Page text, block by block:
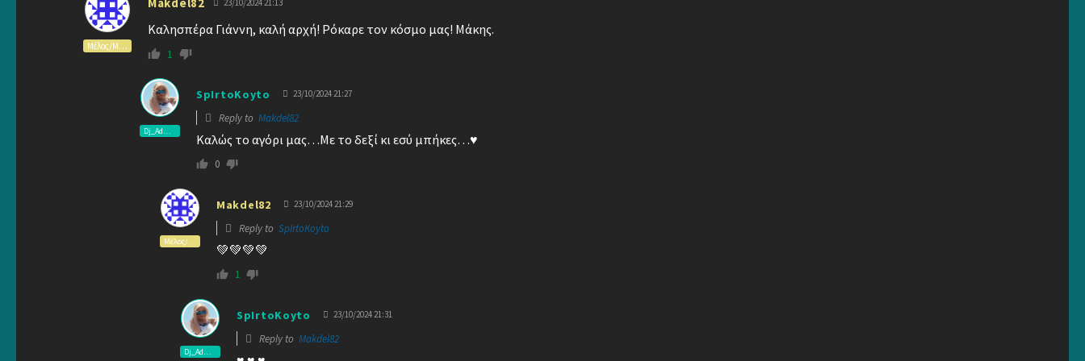
Μέλος/Member
Makdel82 23/10/2024 21:13
Καλησπέρα Γιάννη, καλή αρχή! Ρόκαρε τον κόσμο μας! Μάκης.
1
Dj_Admin
SpIrtoKoyto 23/10/2024 21:27
Reply to Makdel82
Καλώς το αγόρι μας…Με το δεξί κι εσύ μπήκες…♥
0
Μέλος/Member
Makdel82 23/10/2024 21:29
Reply to SpIrtoKoyto
💚💚💚💚
1
Dj_Admin
SpIrtoKoyto 23/10/2024 21:31
Reply to Makdel82